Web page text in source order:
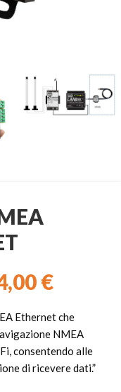
€
Ethernet che
NMEA
consentendo alle
di ricevere dati.”